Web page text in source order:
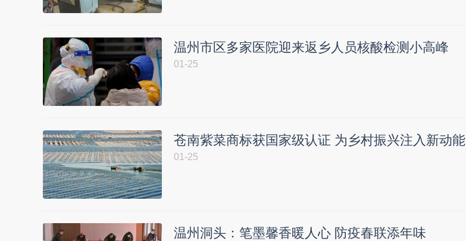
温州市区多家医院迎来返乡人员核酸检测小高峰
01-25
苍南紫菜商标获国家级认证 为乡村振兴注入新动能
01-25
温州洞头：笔墨馨香暖人心 防疫春联添年味